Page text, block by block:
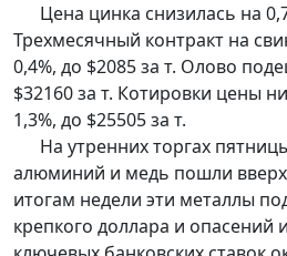
Цена цинка снизилась на
Трехмесячный контракт на
0,4%, до $2085 за т. Олово
$32160 за т. Котировки цены
1,3%, до $25505 за т.
На утренних торгах
алюминий и медь пошли
итогам недели эти металлы
крепкого доллара и опасений